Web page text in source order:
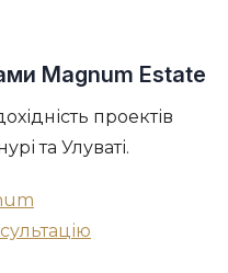
Magnum Estate
проектів
та Улуваті.